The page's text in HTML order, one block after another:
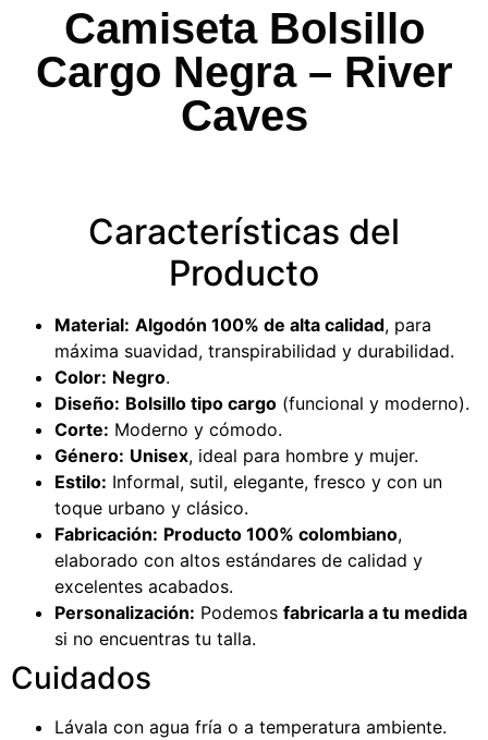
Camiseta Bolsillo
Cargo Negra – River
Caves
Características del
Producto
Material: Algodón 100% de alta calidad, para
máxima suavidad, transpirabilidad y durabilidad.
Color: Negro.
Diseño: Bolsillo tipo cargo (funcional y moderno).
Corte: Moderno y cómodo.
Género: Unisex, ideal para hombre y mujer.
Estilo: Informal, sutil, elegante, fresco y con un
toque urbano y clásico.
Fabricación: Producto 100% colombiano,
elaborado con altos estándares de calidad y
excelentes acabados.
Personalización: Podemos fabricarla a tu medida
si no encuentras tu talla.
Cuidados
Lávala con agua fría o a temperatura ambiente.